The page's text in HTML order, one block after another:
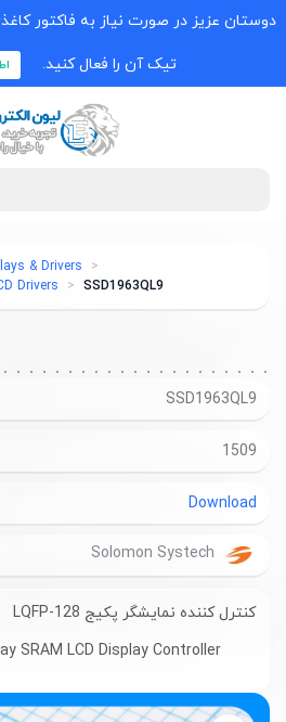
دوستان عزیز در صورت نیاز به فاکتور
تیک آن را فعال کنید.
& Drivers
Drivers SSD1963QL9
SSD1963QL9
1509
Download
کنترل کننده نمایشگر پکیج LQFP-128
SRAM LCD Display Controller